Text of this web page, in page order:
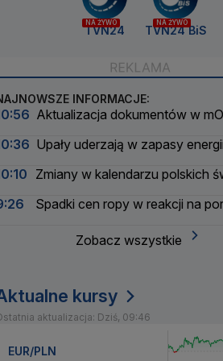
NA ŻYWO
TVN24
NA ŻYWO
TVN24 BiS
INFORMACJE:
Aktualizacja dokumentów w
Upały uderzają w zapasy
Zmiany w kalendarzu polskich
Spadki cen ropy w reakcji na
Zobacz wszystkie
kursy
aktualizacja: Dziś, 09:46
EUR/PLN